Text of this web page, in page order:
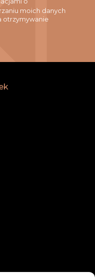
moich danych
otrzymywanie